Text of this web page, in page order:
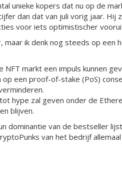
unieke kopers dat nu op de
dan dat van juli vorig jaar. Hij
voor iets optimistischer
ik denk nog steeds op een
markt een impuls kunnen
op een proof-of-stake (PoS)
hype zal geven onder de
blijven.
dominantie van de bestseller
van het bedrijf